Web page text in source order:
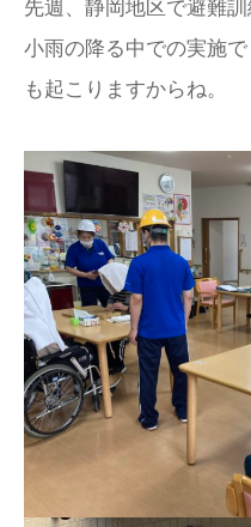
先週、静岡地区で避難訓
小雨の降る中での実施
も起こりますからね。
焼津・藤枝地区
NPO法人